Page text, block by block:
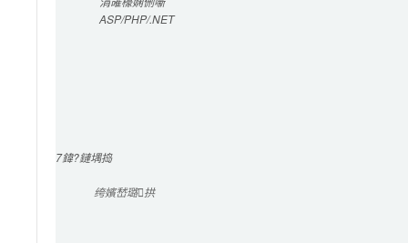
ASP/PHP/.NET
7鍏?鏈堣捣
绔嬪嵆璐拱